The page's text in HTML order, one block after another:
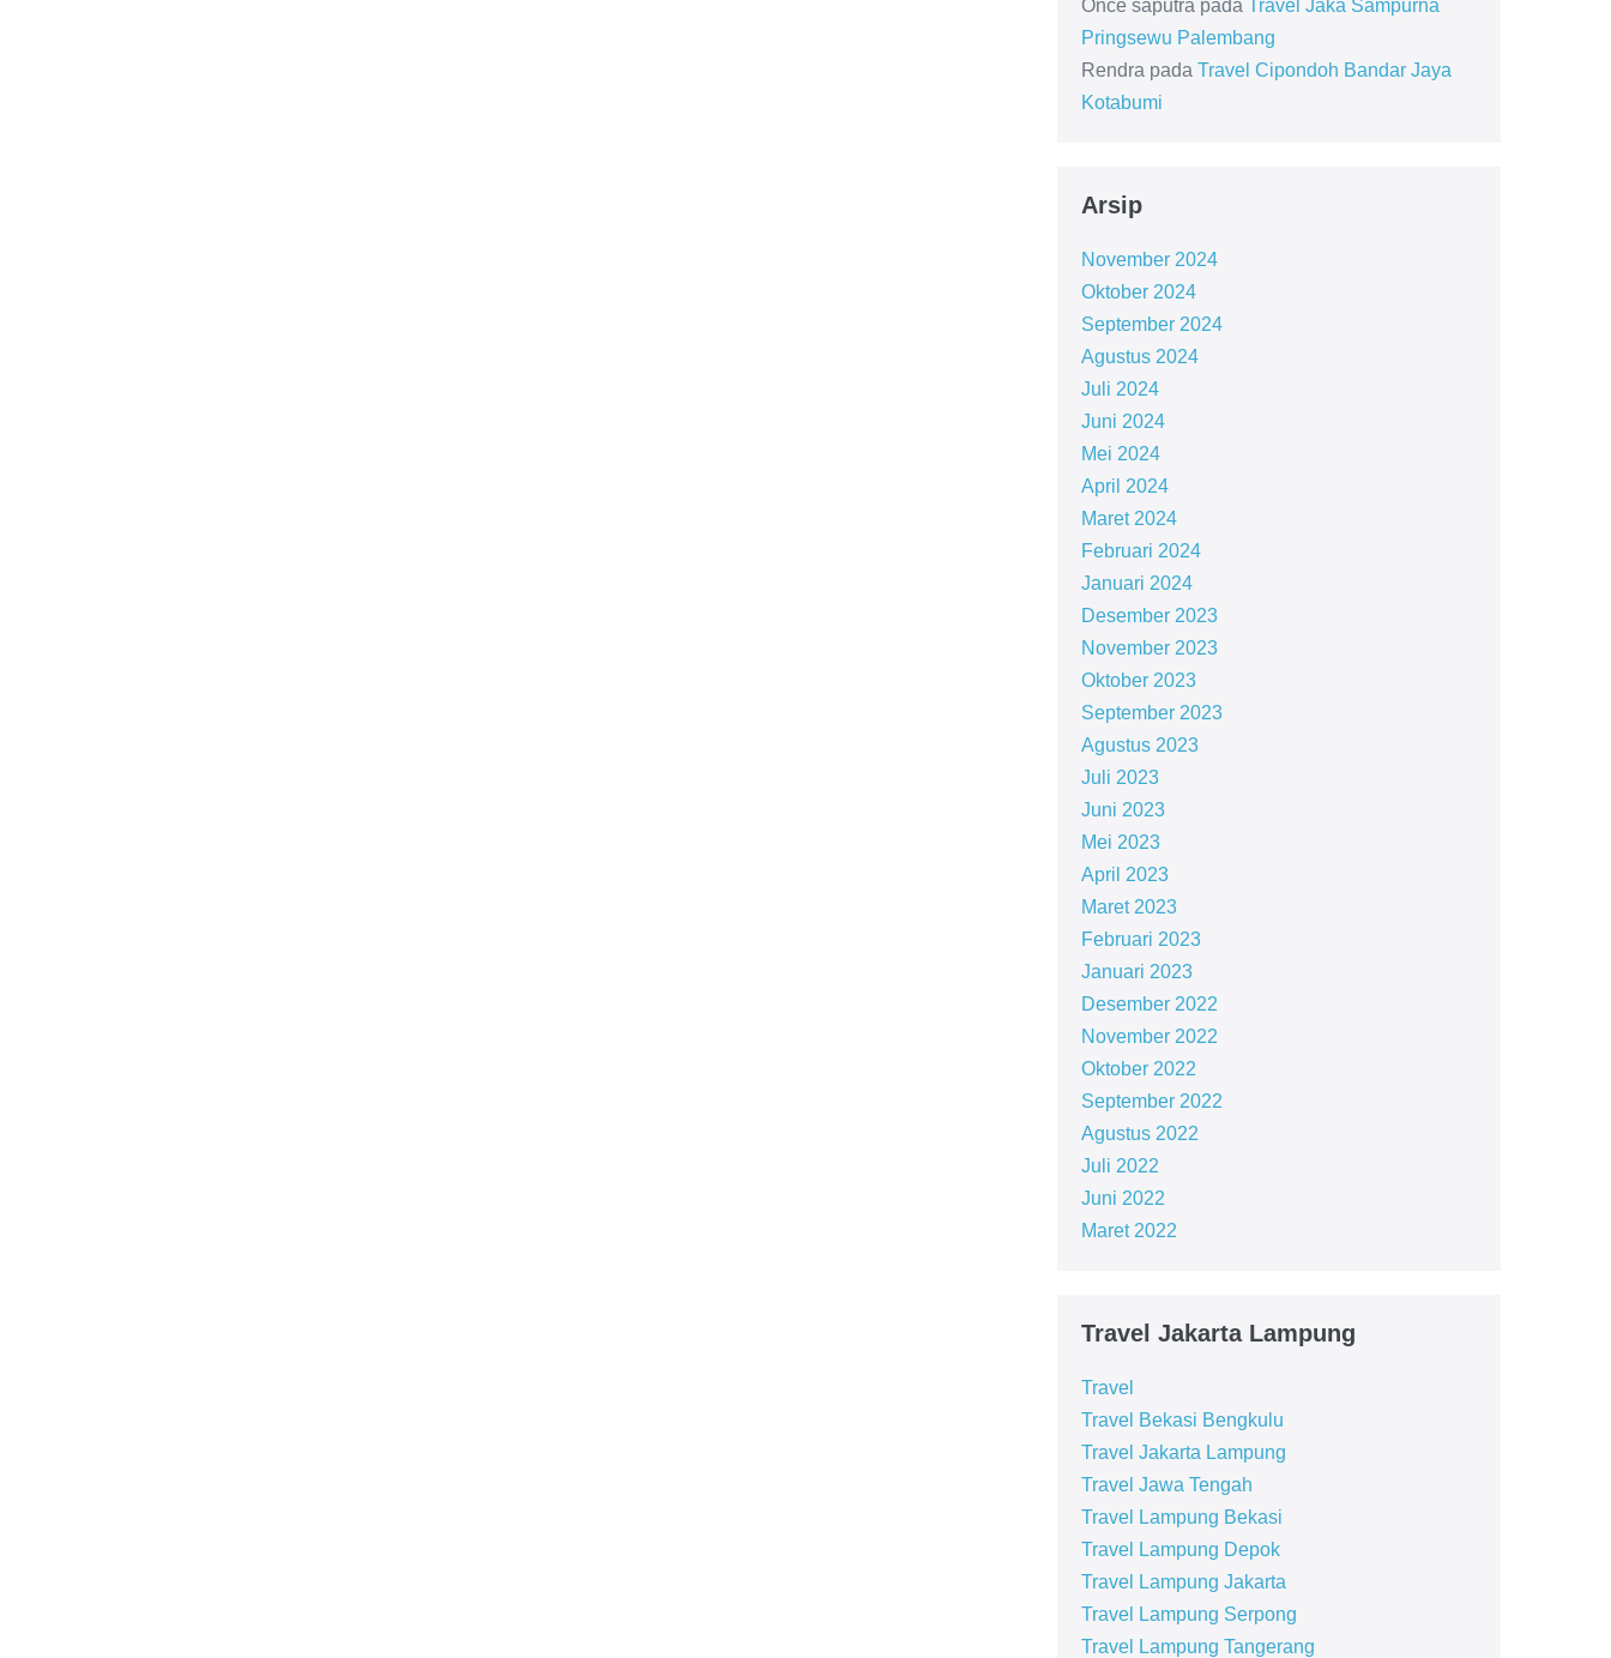
Once saputra pada Travel Jaka Sampurna
Pringsewu Palembang
Rendra pada Travel Cipondoh Bandar Jaya
Kotabumi
Arsip
November 2024
Oktober 2024
September 2024
Agustus 2024
Juli 2024
Juni 2024
Mei 2024
April 2024
Maret 2024
Februari 2024
Januari 2024
Desember 2023
November 2023
Oktober 2023
September 2023
Agustus 2023
Juli 2023
Juni 2023
Mei 2023
April 2023
Maret 2023
Februari 2023
Januari 2023
Desember 2022
November 2022
Oktober 2022
September 2022
Agustus 2022
Juli 2022
Juni 2022
Maret 2022
Travel Jakarta Lampung
Travel
Travel Bekasi Bengkulu
Travel Jakarta Lampung
Travel Jawa Tengah
Travel Lampung Bekasi
Travel Lampung Depok
Travel Lampung Jakarta
Travel Lampung Serpong
Travel Lampung Tangerang